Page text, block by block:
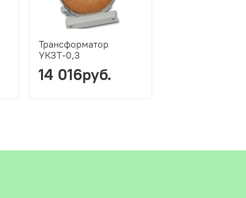
Трансформатор
УКЗТ-0,3
14 016руб.